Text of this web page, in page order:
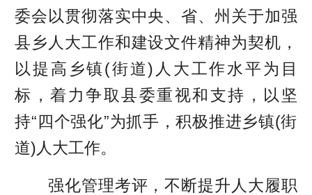
委会以贯彻落实中央、省、州关于加强
县乡人大工作和建设文件精神为契机，
以提高乡镇(街道)人大工作水平为目
标，着力争取县委重视和支持，以坚
持“四个强化”为抓手，积极推进乡镇(街
道)人大工作。
强化管理考评，不断提升人大履职